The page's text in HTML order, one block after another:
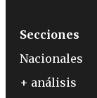
Secciones
Nacionales
+ análisis